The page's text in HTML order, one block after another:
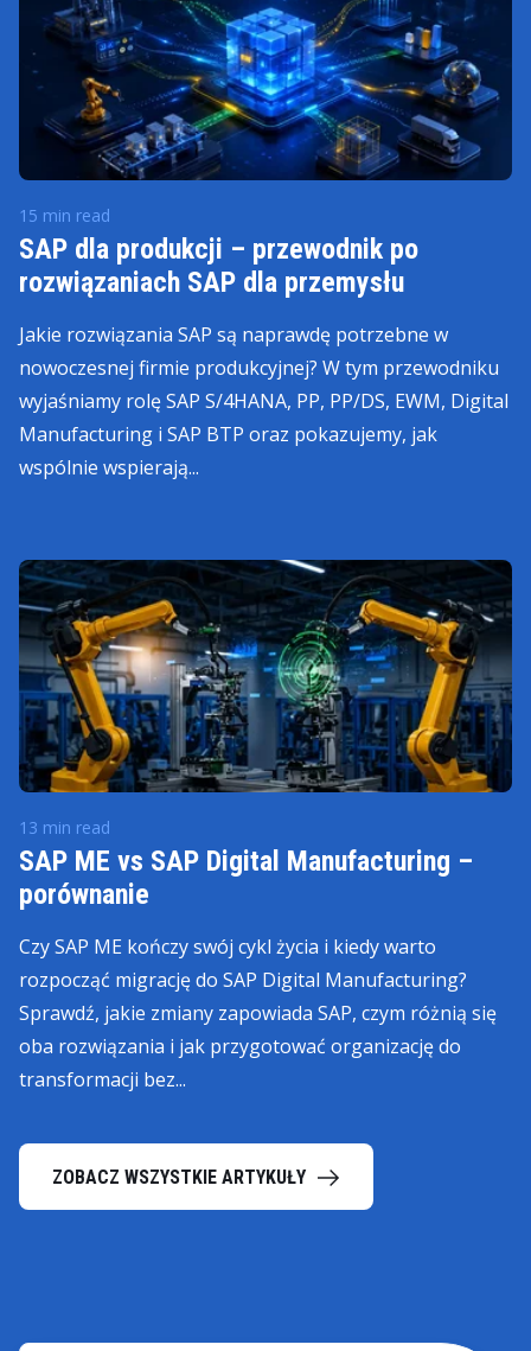
15 min read
SAP dla produkcji – przewodnik po
rozwiązaniach SAP dla przemysłu
Jakie rozwiązania SAP są naprawdę potrzebne w
nowoczesnej firmie produkcyjnej? W tym przewodniku
wyjaśniamy rolę SAP S/4HANA, PP, PP/DS, EWM, Digital
Manufacturing i SAP BTP oraz pokazujemy, jak
wspólnie wspierają...
13 min read
SAP ME vs SAP Digital Manufacturing –
porównanie
Czy SAP ME kończy swój cykl życia i kiedy warto
rozpocząć migrację do SAP Digital Manufacturing?
Sprawdź, jakie zmiany zapowiada SAP, czym różnią się
oba rozwiązania i jak przygotować organizację do
transformacji bez...
ZOBACZ WSZYSTKIE ARTYKUŁY